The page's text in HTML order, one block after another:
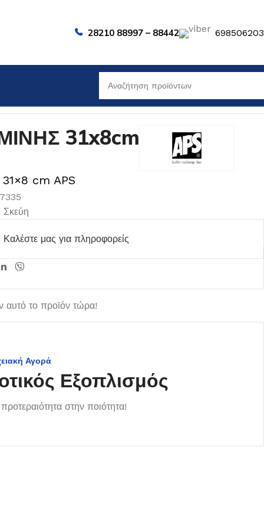
28210 88997 – 88442
31x8cm
31×8 cm APS
Σκεύη
Καλέστε μας για πληροφορείς
αυτό το προϊόν τώρα!
Αγορά
Εξοπλισμός
στην ποιότητα!